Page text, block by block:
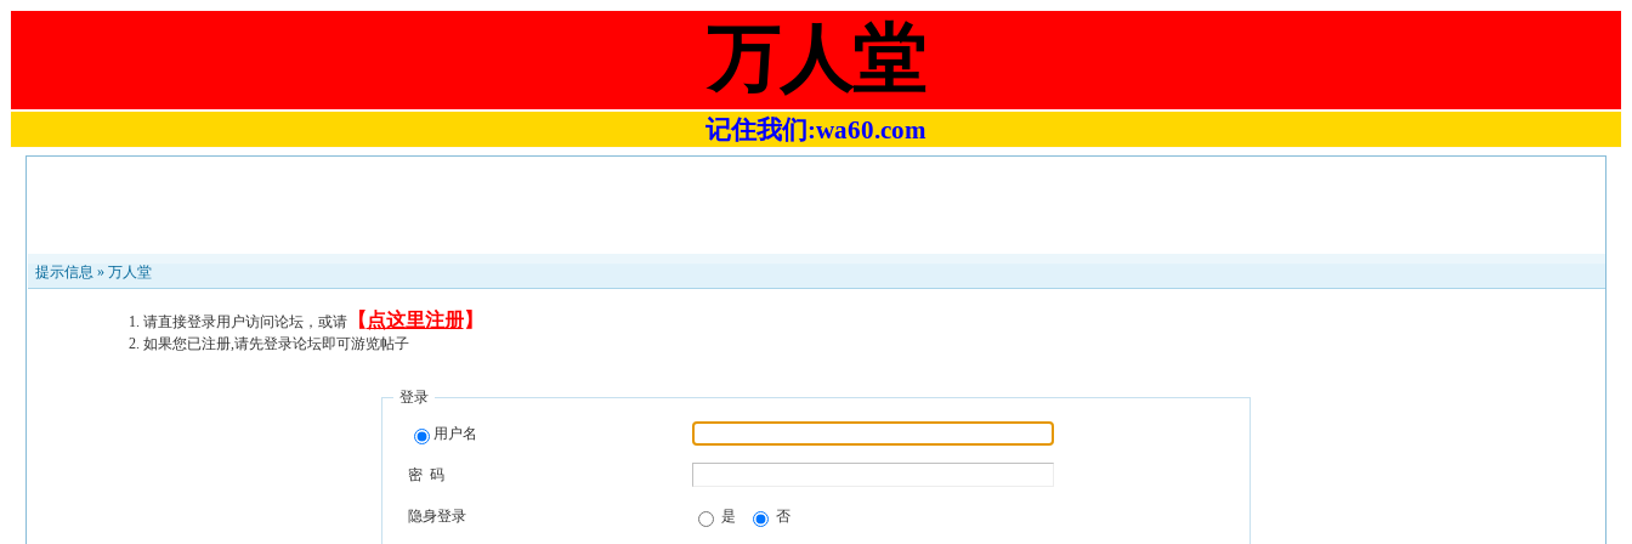
万人堂
记住我们:wa60.com
提示信息 » 万人堂
请直接登录用户访问论坛，或请【 点这里注册】
如果您已注册,请先登录论坛即可游览帖子
登录
用户名
密 码
隐身登录 是 否